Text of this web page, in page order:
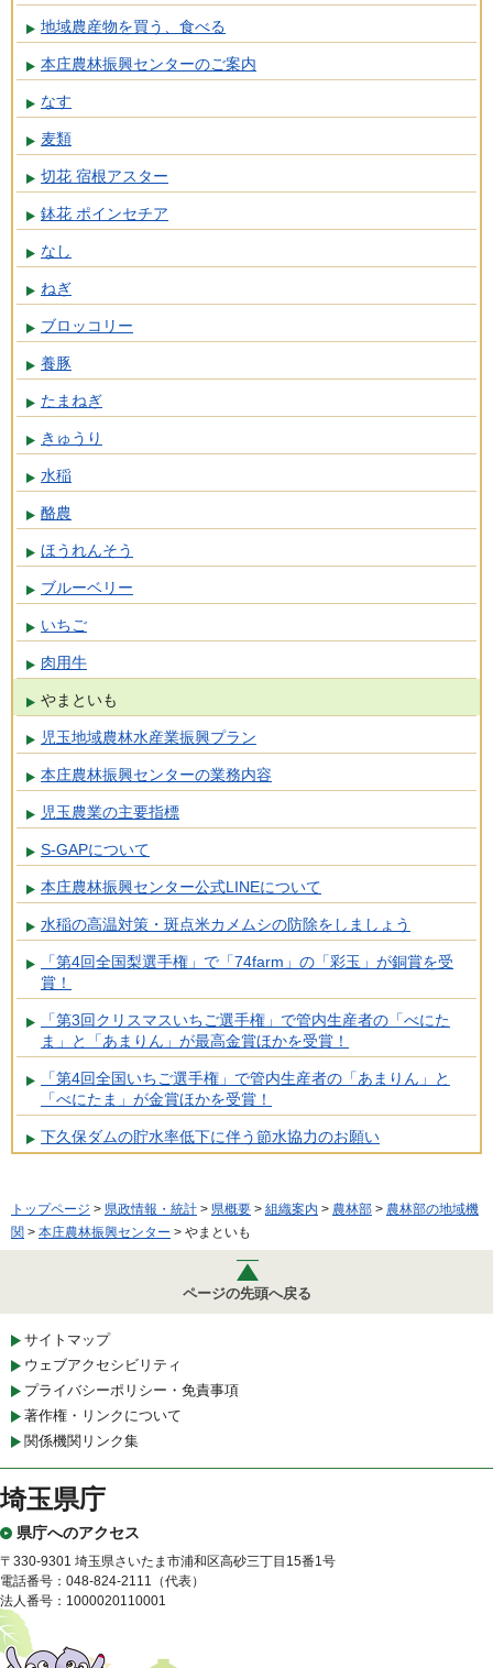
地域農産物を買う、食べる
本庄農林振興センターのご案内
なす
麦類
切花 宿根アスター
鉢花 ポインセチア
なし
ねぎ
ブロッコリー
養豚
たまねぎ
きゅうり
水稲
酪農
ほうれんそう
ブルーベリー
いちご
肉用牛
やまといも
児玉地域農林水産業振興プラン
本庄農林振興センターの業務内容
児玉農業の主要指標
S-GAPについて
本庄農林振興センター公式LINEについて
水稲の高温対策・斑点米カメムシの防除をしましょう
「第4回全国梨選手権」で「74farm」の「彩玉」が銅賞を受
賞！
「第3回クリスマスいちご選手権」で管内生産者の「べにた
ま」と「あまりん」が最高金賞ほかを受賞！
「第4回全国いちご選手権」で管内生産者の「あまりん」と
「べにたま」が金賞ほかを受賞！
下久保ダムの貯水率低下に伴う節水協力のお願い
トップページ > 県政情報・統計 > 県概要 > 組織案内 > 農林部 > 農林部の地域機
関 > 本庄農林振興センター > やまといも
ページの先頭へ戻る
サイトマップ
ウェブアクセシビリティ
プライバシーポリシー・免責事項
著作権・リンクについて
関係機関リンク集
埼玉県庁
県庁へのアクセス
〒330-9301 埼玉県さいたま市浦和区高砂三丁目15番1号
電話番号：048-824-2111（代表）
法人番号：1000020110001